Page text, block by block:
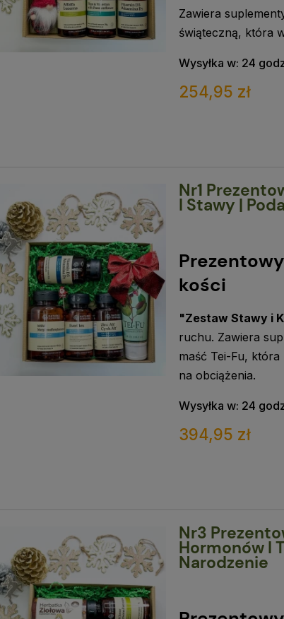
Zawiera
świąteczną, która
Wysyłka w: 24
254,95 zł
Nr1
I Stawy |
kości
"Zestaw Stawy i
ruchu. Zawiera
maść Tei-Fu,
na obciążenia.
Wysyłka w: 24
394,95 zł
Nr3
Hormonów I
Narodzenie